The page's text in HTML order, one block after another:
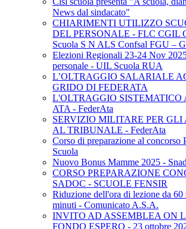
News dal sindacato"
CHIARIMENTI UTILIZZO
DEL PERSONALE - FLC CGIL
Scuola S N ALS Confsal FGU –
Elezioni Regionali 23-24 Nov
personale - UIL Scuola RUA
L’OLTRAGGIO SALARIALE
GRIDO DI FEDERATA
L'OLTRAGGIO SISTEMATICO
ATA - FederAta
SERVIZIO MILITARE PER GLI
AL TRIBUNALE - FederAta
Corso di preparazione al concorso
Scuola
Nuovo Bonus Mamme 2025 -
CORSO PREPARAZIONE
SADOC - SCUOLE FENSIR
Riduzione dell'ora di lezione da
minuti - Comunicato A.S.A.
INVITO AD ASSEMBLEA ON
FONDO ESPERO - 23 ottobre